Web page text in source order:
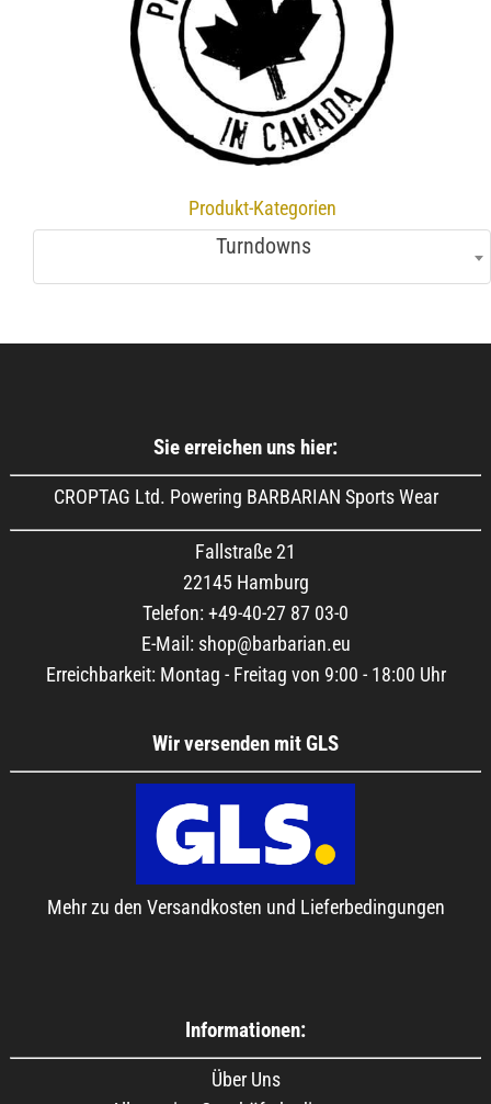
Produkt-Kategorien
Turndowns
Sie erreichen uns hier:
CROPTAG Ltd. Powering BARBARIAN Sports Wear
Fallstraße 21
22145 Hamburg
Telefon: +49-40-27 87 03-0
E-Mail: shop@barbarian.eu
Erreichbarkeit: Montag - Freitag von 9:00 - 18:00 Uhr
Wir versenden mit GLS
Mehr zu den Versandkosten und Lieferbedingungen
Informationen:
Über Uns